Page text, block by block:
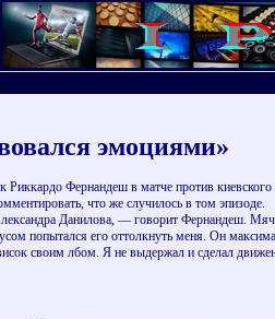
эмоциями»
Фернандеш в матче против
что же случилось в том эпизоде.
Данилова, — говорит Фернандеш. Мяч
попытался его оттолкнуть меня. Он
своим лбом. Я не выдержал и сделал